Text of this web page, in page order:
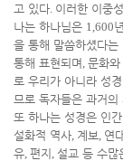
고 있다. 이러한 이중
나는 하나님은 1,600
을 통해 말씀하셨다는
통해 표현되며 , 문화
로 우리가 아니라 성
므로 독자들은 과거
또 하나는 성경은 인
설화적 역사, 계보, 연
유, 편지 , 설교 등 수많